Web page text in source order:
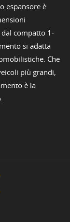
espansore è
compatto 1-
si adatta
Che
più grandi,
è la